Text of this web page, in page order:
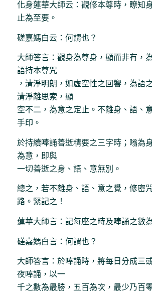
化身蓮華大師云：觀修本尊時，瞭知
止為至要。
磋嘉媽白云：何謂也？
大師答言：觀身為尊身，顯而非有，
語持本尊咒
，清淨明朗，如虛空性之回響，為語
清淨離思索，顯
空不二，為意之定止。不離身、語、
手印。
於持續唪誦善逝精要之三字時；嗡為
為意，即與
一切善逝之身、語、意無別。
總之，若不離身、語、意之覺，修密
路。緊記之！
蓮華大師言：記每座之時及唪誦之數
磋嘉媽白言：何謂也？
大師答言：於唪誦時，將每日分成三
夜唪誦，以一
千之數為最勝，五百為次，最少乃百